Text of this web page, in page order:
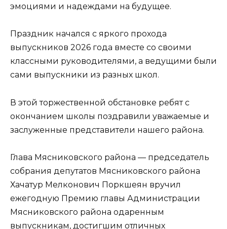
эмоциями и надеждами на будущее.
Праздник начался с яркого прохода
выпускников 2026 года вместе со своими
классными руководителями, а ведущими были
сами выпускники из разных школ.
В этой торжественной обстановке ребят с
окончанием школы поздравили уважаемые и
заслуженные представители нашего района.
Глава Мясниковского района — председатель
собрания депутатов Мясниковского района
Хачатур Мелконович Поркшеян вручил
ежегодную Премию главы Администрации
Мясниковского района одаренным
выпускникам, достигшим отличных